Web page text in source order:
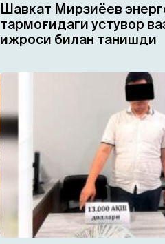
Шавкат Мирзиёев
тармоғидаги устувор
ижроси билан танишди